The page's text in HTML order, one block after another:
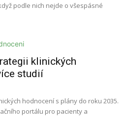
podle nich nejde o všespásné
klinických
studií
hodnocení s plány do roku 2035.
portálu pro pacienty a